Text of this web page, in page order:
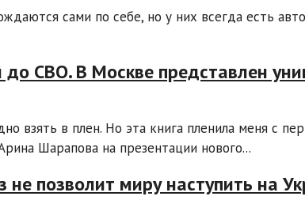
сами по себе, но у них всегда есть
СВО. В Москве представлен
взять в плен. Но эта книга пленила меня с
Шарапова на презентации нового...
не позволит миру наступить на